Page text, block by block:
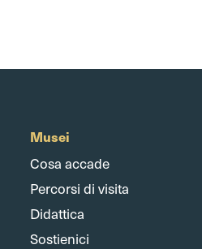
Musei
Cosa accade
Percorsi di visita
Didattica
Sostienici